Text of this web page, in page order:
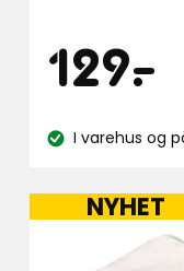
stjerner,
basert
247
anmeldelser
Pris
129-
.
Lagerbalanse:
I varehus og
NYHET